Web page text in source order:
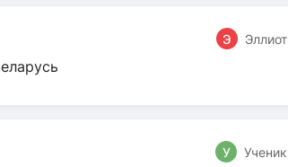
Э Эллиот
У Ученик